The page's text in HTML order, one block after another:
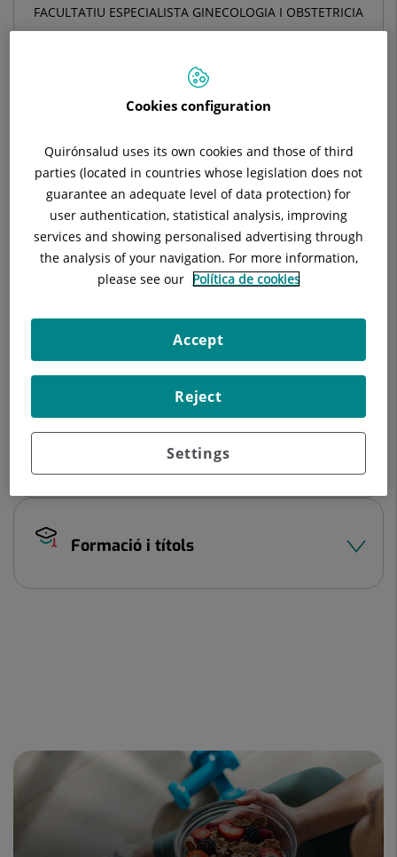
FACULTATIU ESPECIALISTA GINECOLOGIA I OBSTETRICIA
Demana cita amb aquest professional en altres
Hospital Universitari General de Catalunya
C/ Pedro i Pons, 1
08190 Sant Cugat del Vallés Barcelona
935 656 000
Dades del professional
Experiència professional
Formació i títols
Cookies configuration
Quirónsalud uses its own cookies and those of third
parties (located in countries whose legislation does not
guarantee an adequate level of data protection) for
user authentication, statistical analysis, improving
services and showing personalised advertising through
the analysis of your navigation. For more information,
please see our Política de cookies
Settings
Reject
Accept